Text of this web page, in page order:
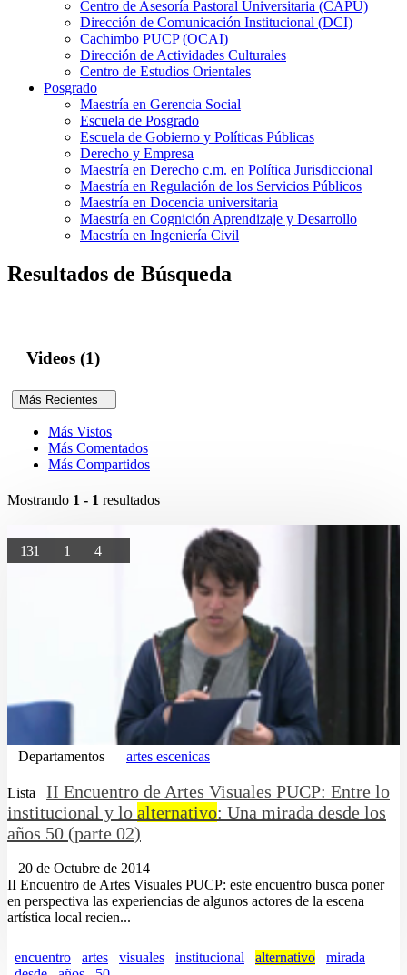
Centro de Asesoría Pastoral Universitaria (CAPU)
Dirección de Comunicación Institucional (DCI)
Cachimbo PUCP (OCAI)
Dirección de Actividades Culturales
Centro de Estudios Orientales
Posgrado
Maestría en Gerencia Social
Escuela de Posgrado
Escuela de Gobierno y Políticas Públicas
Derecho y Empresa
Maestría en Derecho c.m. en Política Jurisdiccional
Maestría en Regulación de los Servicios Públicos
Maestría en Docencia universitaria
Maestría en Cognición Aprendizaje y Desarrollo
Maestría en Ingeniería Civil
Resultados de Búsqueda
Videos (1)
Más Recientes
Más Vistos
Más Comentados
Más Compartidos
Mostrando 1 - 1 resultados
131 1 4
Departamentos artes escenicas
Lista
II Encuentro de Artes Visuales PUCP: Entre lo
institucional y lo alternativo: Una mirada desde los
años 50 (parte 02)
20 de Octubre de 2014
II Encuentro de Artes Visuales PUCP: este encuentro busca poner
en perspectiva las experiencias de algunos actores de la escena
artística local recien...
encuentro artes visuales institucional alternativo
mirada